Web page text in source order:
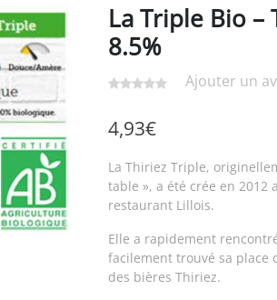
La Triple Bio –
8.5%
Ajouter un
4,93€
La Thiriez Triple,
table », a été crée en 2012
restaurant Lillois.
Elle a rapidement
facilement trouvé sa place
des bières Thiriez.